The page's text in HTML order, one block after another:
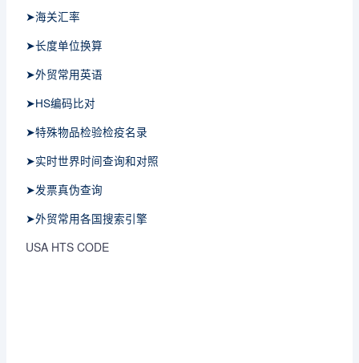
➤海关汇率
➤长度单位换算
➤外贸常用英语
➤HS编码比对
➤特殊物品检验检疫名录
➤实时世界时间查询和对照
➤发票真伪查询
➤外贸常用各国搜索引擎
USA HTS CODE